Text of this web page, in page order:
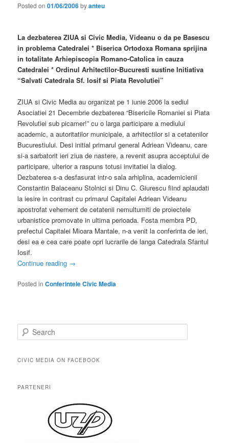
Posted on01/06/2006byanteu
La dezbaterea ZIUA si Civic Media, Videanu o da pe Basescu
in problema Catedralei * Biserica Ortodoxa Romana sprijina
in totalitate Arhiepiscopia Romano-Catolica in cauza
Catedralei * Ordinul Arhitectilor-Bucuresti sustine Initiativa
“Salvati Catedrala Sf. Iosif si Piata Revolutiei”
ZIUA si Civic Media au organizat pe 1 iunie 2006 la sediul
Asociatiei 21 Decembrie dezbaterea “Bisericile Romaniei si Piata
Revolutiei sub picamer!” cu o larga participare a mediului
academic, a autoritatilor municipale, a arhitectilor si a cetatenilor
Bucurestiului. Desi initial primarul general Adriean Videanu, care
si-a sarbatorit ieri ziua de nastere, a revenit asupra acceptului de
participare, ulterior a raspuns totusi invitatiei la dialog.
Dezbaterea s-a desfasurat intr-o sala arhiplina, academicienii
Constantin Balaceanu Stolnici si Dinu C. Giurescu fiind aplaudati
la iesire in contrast cu primarul Capitalei Adriean Videanu
apostrofat vehement de cetatenii nemultumiti de proiectele
urbanistice promovate in ultima perioada. Fosta membra PD,
prefectul Capitalei Mioara Mantale, n-a venit la conferinta de ieri,
desi ea e cea care poate opri lucrarile de langa Catedrala Sfantul
Iosif.
Continue reading →
Posted in Conferintele Civic Media
e
rCIVIC MEDIA ON FACEBOOK
PARTENERI